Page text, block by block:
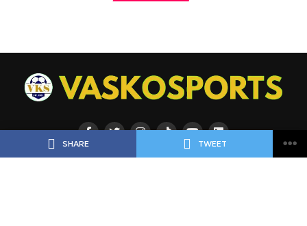
SHARE TWEET